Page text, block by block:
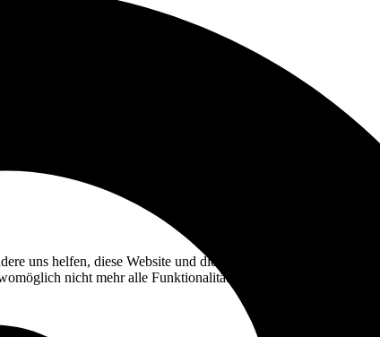
uns helfen, diese Website und die Nutzererfahrung zu
nicht mehr alle Funktionalitäten der Seite zur Verfügung